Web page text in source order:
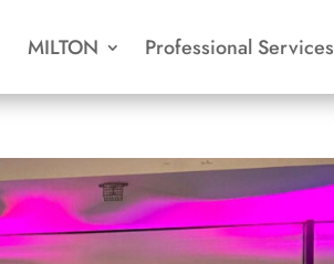
MILTON Professional Services